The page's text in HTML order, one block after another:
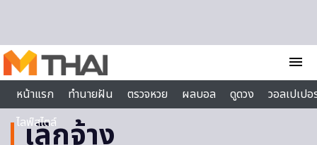
menu
หน้าแรก
ทำนายฝัน ตรวจหวย ผลบอล ดูดวง
วอลเปเป
ไลฟ์สไตล์
เลิกจ้าง